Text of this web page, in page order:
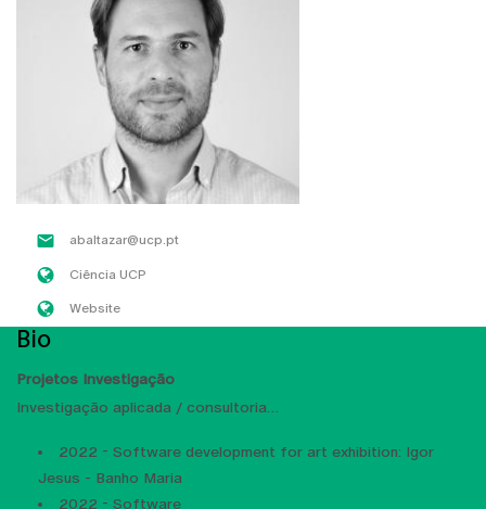
abaltazar@ucp.pt
Ciência UCP
Website
Bio
Projetos Investigação
Investigação aplicada / consultoria
2022 - Software development for art exhibition: Igor
Jesus - Banho Maria
2022 - Software